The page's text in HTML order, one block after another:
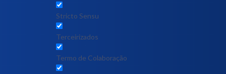
Stricto Sensu
Terceirizados
Termo de Colaboração